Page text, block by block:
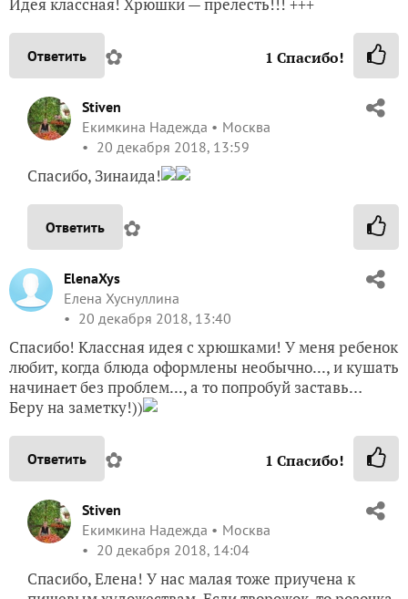
Идея классная! Хрюшки — прелесть!!! +++
Ответить ✿ 1 Спасибо!
Stiven
Екимкина Надежда
Москва
20 декабря 2018, 13:59
Спасибо, Зинаида!
Ответить ✿
ElenaXys
Елена Хуснуллина
20 декабря 2018, 13:40
Спасибо! Классная идея с хрюшками! У меня ребенок
любит, когда блюда оформлены необычно..., и кушать
начинает без проблем..., а то попробуй заставь…
Беру на заметку!))
Ответить ✿ 1 Спасибо!
Stiven
Екимкина Надежда
Москва
20 декабря 2018, 14:04
Спасибо, Елена! У нас малая тоже приучена к